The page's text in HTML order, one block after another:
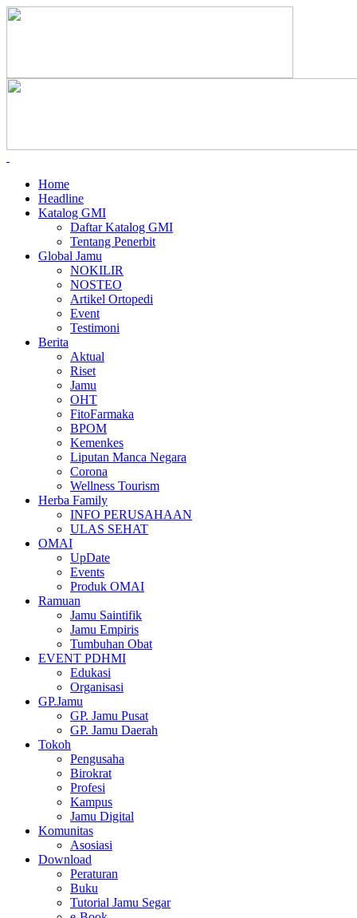
Home
Headline
Katalog GMI
Daftar Katalog GMI
Tentang Penerbit
Global Jamu
NOKILIR
NOSTEO
Artikel Ortopedi
Event
Testimoni
Berita
Aktual
Riset
Jamu
OHT
FitoFarmaka
BPOM
Kemenkes
Liputan Manca Negara
Corona
Wellness Tourism
Herba Family
INFO PERUSAHAAN
ULAS SEHAT
OMAI
UpDate
Events
Produk OMAI
Ramuan
Jamu Saintifik
Jamu Empiris
Tumbuhan Obat
EVENT PDHMI
Edukasi
Organisasi
GP.Jamu
GP. Jamu Pusat
GP. Jamu Daerah
Tokoh
Pengusaha
Birokrat
Profesi
Kampus
Jamu Digital
Komunitas
Asosiasi
Download
Peraturan
Buku
Tutorial Jamu Segar